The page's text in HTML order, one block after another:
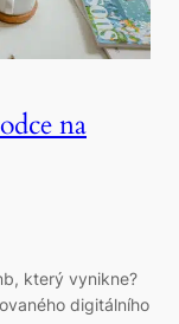
na
který vynikne?
digitálního